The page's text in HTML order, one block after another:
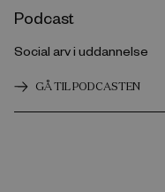
Podcast
Social arv i uddannelse
GÅ TIL PODCASTEN